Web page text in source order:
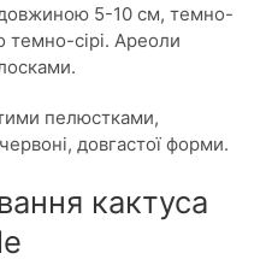
5-10 см, темно-
темно-сірі. Ареоли
пелюстками,
довгастої форми.
кактуса